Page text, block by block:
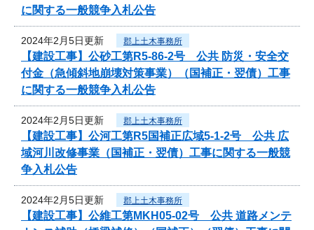
に関する一般競争入札公告
2024年2月5日更新 郡上土木事務所
【建設工事】公砂工第R5-86-2号 公共 防災・安全交
付金（急傾斜地崩壊対策事業）（国補正・翌債）工事
に関する一般競争入札公告
2024年2月5日更新 郡上土木事務所
【建設工事】公河工第R5国補正広域5-1-2号 公共 広
域河川改修事業（国補正・翌債）工事に関する一般競
争入札公告
2024年2月5日更新 郡上土木事務所
【建設工事】公維工第MKH05-02号 公共 道路メンテ